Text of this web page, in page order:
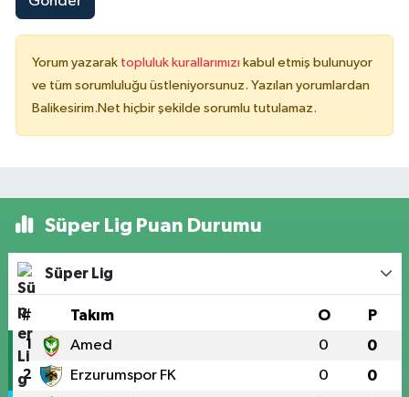
Yorum yazarak topluluk kurallarımızı kabul etmiş bulunuyor
ve tüm sorumluluğu üstleniyorsunuz. Yazılan yorumlardan
Balikesirim.Net hiçbir şekilde sorumlu tutulamaz.
Süper Lig Puan Durumu
Süper Lig
# Takım O P
1 Amed 0 0
2 Erzurumspor FK 0 0